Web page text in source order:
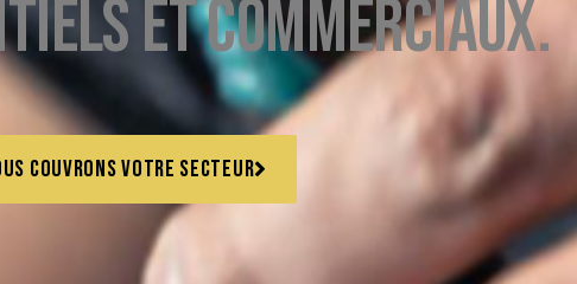
et commerciaux.
couvrons votre secteur